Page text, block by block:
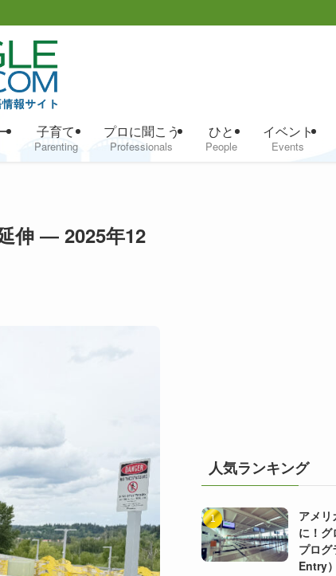
子育て
Parenting
プロに聞こう
Professionals
ひと
People
イベント
Events
伸 ― 2025年12
人気ランキング
アメリ
に！グ
プロ
Entry